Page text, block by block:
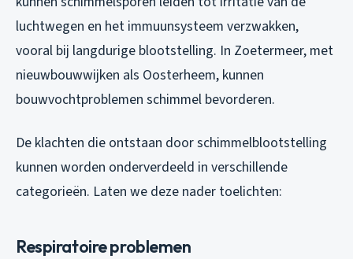
luchtwegen en het immuunsysteem verzwakken,
vooral bij langdurige blootstelling. In Zoetermeer, met
nieuwbouwwijken als Oosterheem, kunnen
bouwvochtproblemen schimmel bevorderen.
De klachten die ontstaan door schimmelblootstelling
kunnen worden onderverdeeld in verschillende
categorieën. Laten we deze nader toelichten:
Respiratoire problemen